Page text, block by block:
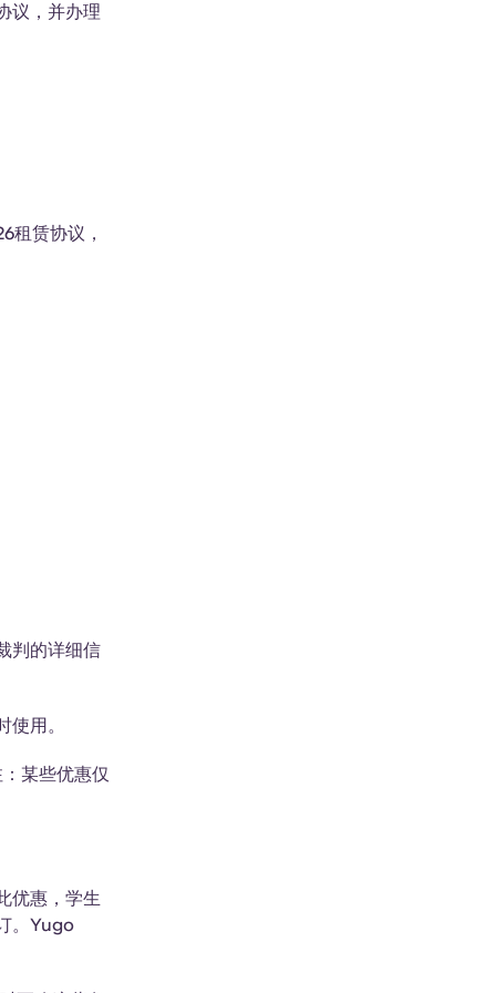
议，并办理
租赁协议，
判的详细信
用。
某些优惠仅
优惠，学生
。Yugo